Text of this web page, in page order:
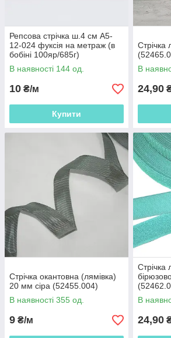
Репсова стрічка ш.4 см А5-
12-024 фуксія на метраж (в
бобіні 100яр/685г)
(56269.024)
В наявності 144 од.
10 ₴/м
Купити
Стрічка
В
24,90
Стрічка окантовна (лямівка)
20 мм сіра (52455.004)
В наявності 355 од.
9 ₴/м
Стрічка
В
24,90